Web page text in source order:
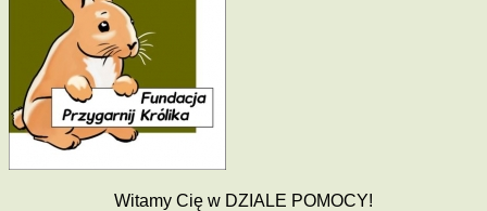
Witamy Cię w DZIALE POMOCY!